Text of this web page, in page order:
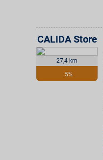
27,4 km
5%
CALIDA Store